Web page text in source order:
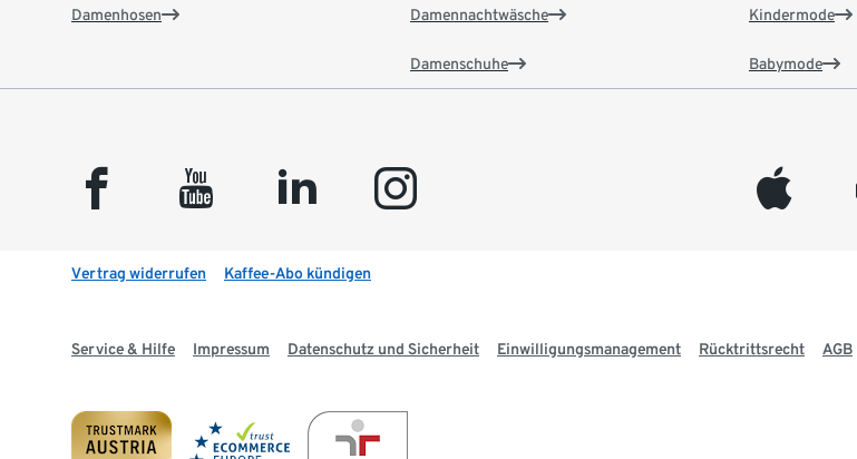
Damenhosen Damennachtwäsche
Damenschuhe
Kindermode
Babymode
facebook youtube linkedin instagram appleinc
Vertrag widerrufen Kaffee-Abo kündigen
Service & Hilfe Impressum Datenschutz und Sicherheit Einwilligungsmanagement Rücktrittsrecht AGB